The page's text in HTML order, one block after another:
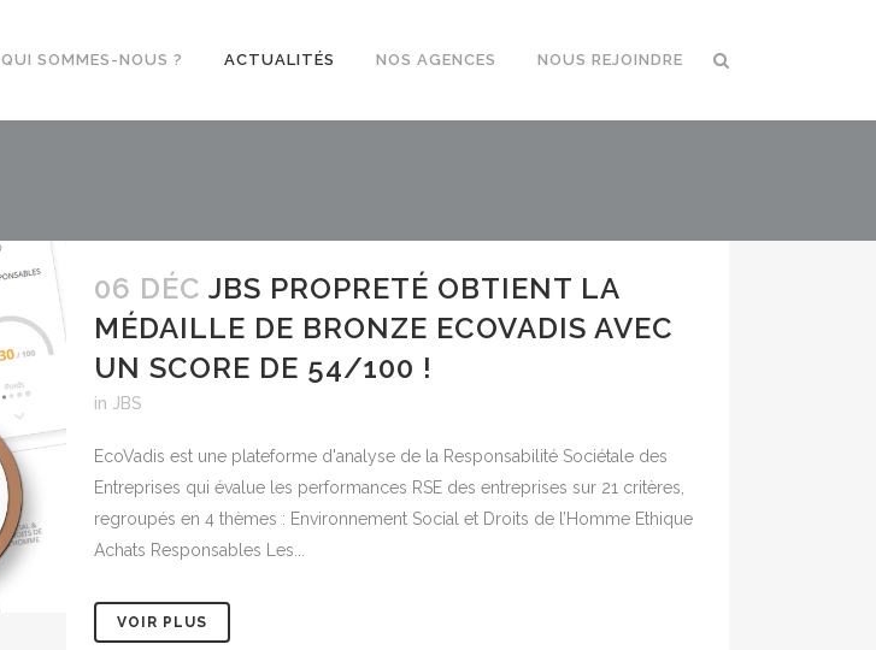
QUI SOMMES-NOUS ? ACTUALITÉS NOS AGENCES NOUS REJOINDRE
06 DÉC JBS PROPRETÉ OBTIENT LA
MÉDAILLE DE BRONZE ECOVADIS AVEC
UN SCORE DE 54/100 !
in JBS
EcoVadis est une plateforme d'analyse de la Responsabilité Sociétale des
Entreprises qui évalue les performances RSE des entreprises sur 21 critères,
regroupés en 4 thèmes : Environnement Social et Droits de l’Homme Ethique
Achats Responsables Les...
VOIR PLUS